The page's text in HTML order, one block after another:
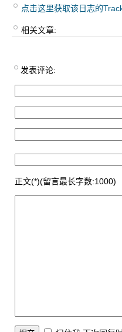
点击这里获取该日志的
相关文章:
发表评论:
正文(*)(留言最长字数:1000)